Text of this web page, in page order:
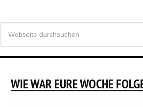
WIE WAR EURE WOCHE